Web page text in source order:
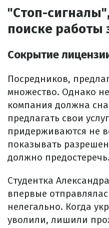
"Стоп-
поиске работы
Сокрытие
Посредников,
множество. Однако
компания должна
предлагать свои
придерживаются не
показывать
должно предостеречь.
Студентка
впервые
нелегально. Когда
уволили, лишили